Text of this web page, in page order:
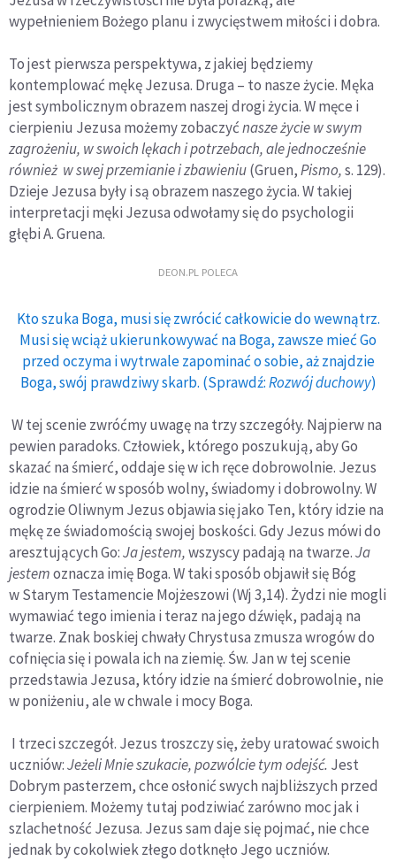
wypełnieniem Bożego planu i zwycięstwem miłości i dobra.
To jest pierwsza perspektywa, z jakiej będziemy
kontemplować mękę Jezusa. Druga – to nasze życie. Męka
jest symbolicznym obrazem naszej drogi życia. W męce i
cierpieniu Jezusa możemy zobaczyćnasze życie w swym
zagrożeniu, w swoich lękach i potrzebach, ale jednocześnie
również w swej przemianie i zbawieniu(Gruen,Pismo,s. 129).
Dzieje Jezusa były i są obrazem naszego życia. W takiej
interpretacji męki Jezusa odwołamy się do psychologii
głębi A. Gruena.
DEON.PL POLECA
Kto szuka Boga, musi się zwrócić całkowicie do wewnątrz.
Musi się wciąż ukierunkowywać na Boga, zawsze mieć Go
przed oczyma i wytrwale zapominać o sobie, aż znajdzie
Boga, swój prawdziwy skarb. (Sprawdź:Rozwój duchowy)
W tej scenie zwróćmy uwagę na trzy szczegóły. Najpierw na
pewien paradoks. Człowiek, którego poszukują, aby Go
skazać na śmierć, oddaje się w ich ręce dobrowolnie. Jezus
idzie na śmierć w sposób wolny, świadomy i dobrowolny. W
ogrodzie Oliwnym Jezus objawia się jako Ten, który idzie na
mękę ze świadomością swojej boskości. Gdy Jezus mówi do
aresztujących Go:Ja jestem,wszyscy padają na twarze.Ja
jestemoznacza imię Boga. W taki sposób objawił się Bóg
w Starym Testamencie Mojżeszowi (Wj 3,14). Żydzi nie mogli
wymawiać tego imienia i teraz na jego dźwięk, padają na
twarze. Znak boskiej chwały Chrystusa zmusza wrogów do
cofnięcia się i powala ich na ziemię. Św. Jan w tej scenie
przedstawia Jezusa, który idzie na śmierć dobrowolnie, nie
w poniżeniu, ale w chwale i mocy Boga.
I trzeci szczegół. Jezus troszczy się, żeby uratować swoich
uczniów:Jeżeli Mnie szukacie, pozwólcie tym odejść. Jest
Dobrym pasterzem, chce osłonić swych najbliższych przed
cierpieniem. Możemy tutaj podziwiać zarówno moc jak i
szlachetność Jezusa. Jezus sam daje się pojmać, nie chce
jednak by cokolwiek złego dotknęło Jego uczniów.